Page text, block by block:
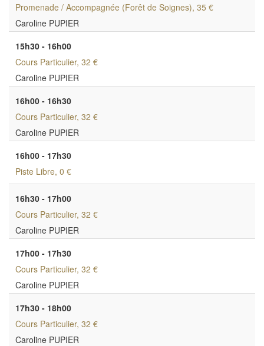
Promenade / Accompagnée (Forêt de Soignes), 35 €
Caroline PUPIER
15h30 - 16h00
Cours Particulier, 32 €
Caroline PUPIER
16h00 - 16h30
Cours Particulier, 32 €
Caroline PUPIER
16h00 - 17h30
Piste Libre, 0 €
16h30 - 17h00
Cours Particulier, 32 €
Caroline PUPIER
17h00 - 17h30
Cours Particulier, 32 €
Caroline PUPIER
17h30 - 18h00
Cours Particulier, 32 €
Caroline PUPIER